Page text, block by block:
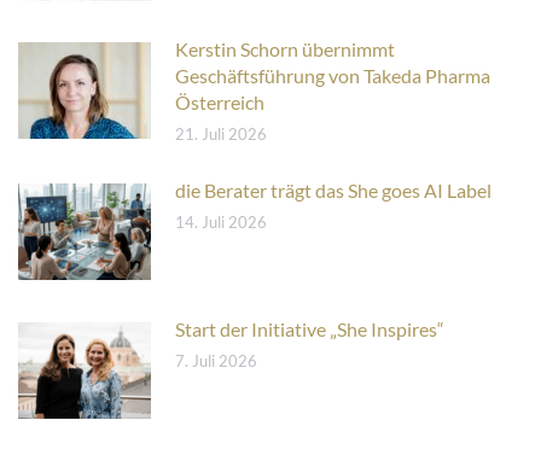
Kerstin Schorn übernimmt
Geschäftsführung von Takeda Pharma
Österreich
21. Juli 2026
die Berater trägt das She goes AI Label
14. Juli 2026
Start der Initiative „She Inspires“
7. Juli 2026